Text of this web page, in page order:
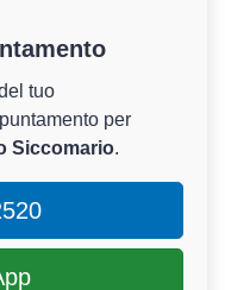
tuo
per
Siccomario.